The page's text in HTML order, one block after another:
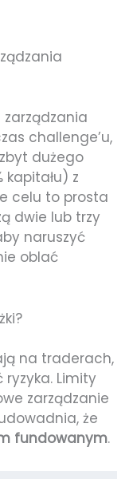
challenge’u,
dużego
z
celu to prosta
dwie lub trzy
naruszyć
oblać
na traderach,
Limity
zarządzanie
że
fundowanym.